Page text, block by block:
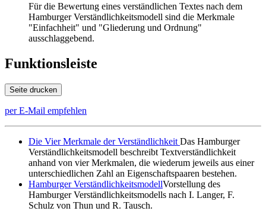
Für die Bewertung eines verständlichen Textes nach dem
Hamburger Verständlichkeitsmodell sind die Merkmale
"Einfachheit" und "Gliederung und Ordnung"
ausschlaggebend.
Funktionsleiste
Seite drucken
per E-Mail empfehlen
Die Vier Merkmale der Verständlichkeit Das Hamburger
Verständlichkeitsmodell beschreibt Textverständlichkeit
anhand von vier Merkmalen, die wiederum jeweils aus einer
unterschiedlichen Zahl an Eigenschaftspaaren bestehen.
Hamburger VerständlichkeitsmodellVorstellung des
Hamburger Verständlichkeitsmodells nach I. Langer, F.
Schulz von Thun und R. Tausch.